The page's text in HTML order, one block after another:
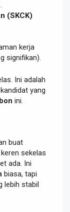
(SKCK)
kerja
signifikan).
Ini adalah
yang
ini.
buat
sekelas
ada. Ini
biasa, tapi
lebih stabil